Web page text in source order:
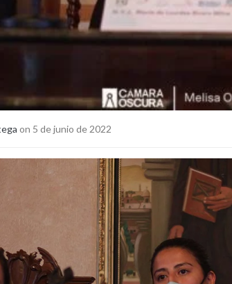
on 5 de junio de 2022